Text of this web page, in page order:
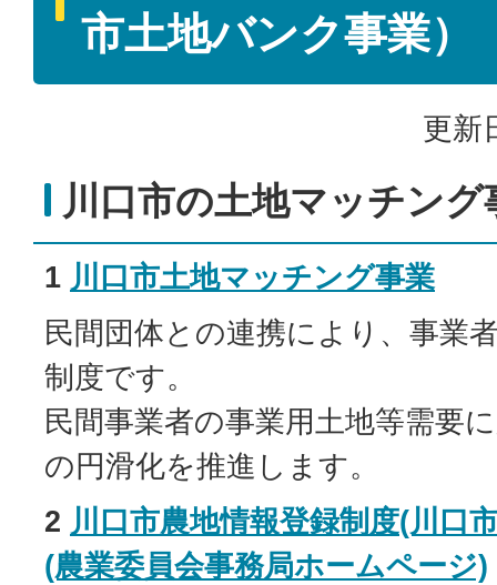
市土地バンク事業）
更新
川口市の土地マッチング
1 川口市土地マッチング事業
民間団体との連携により、事業
制度です。
民間事業者の事業用土地等需要
の円滑化を推進します。
2 川口市農地情報登録制度(川口
(農業委員会事務局ホームページ)